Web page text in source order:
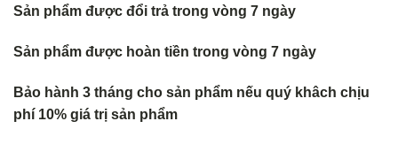
Sản phẩm được đổi trả trong vòng 7 ngày
Sản phẩm được hoàn tiền trong vòng 7 ngày
Bảo hành 3 tháng cho sản phẩm nếu quý khâch chịu
phí 10% giá trị sản phẩm